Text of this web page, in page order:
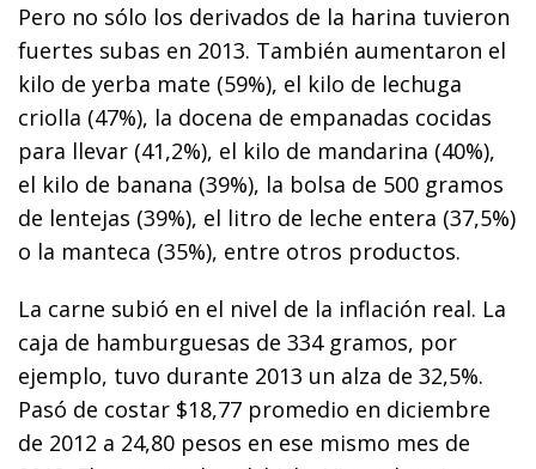
Pero no sólo los derivados de la harina tuvieron
fuertes subas en 2013. También aumentaron el
kilo de yerba mate (59%), el kilo de lechuga
criolla (47%), la docena de empanadas cocidas
para llevar (41,2%), el kilo de mandarina (40%),
el kilo de banana (39%), la bolsa de 500 gramos
de lentejas (39%), el litro de leche entera (37,5%)
o la manteca (35%), entre otros productos.
La carne subió en el nivel de la inflación real. La
caja de hamburguesas de 334 gramos, por
ejemplo, tuvo durante 2013 un alza de 32,5%.
Pasó de costar $18,77 promedio en diciembre
de 2012 a 24,80 pesos en ese mismo mes de